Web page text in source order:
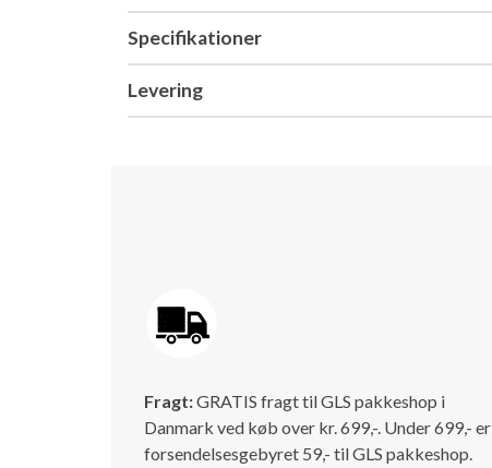
Specifikationer
Levering
Fragt:GRATIS fragt til GLS pakkeshop i
Danmark ved køb over kr. 699,-. Under 699,- er
forsendelsesgebyret 59,- til GLS pakkeshop.